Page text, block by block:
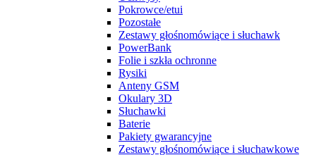
Pokrowce/etui
Pozostałe
Zestawy głośnomówiące i słuchawk
PowerBank
Folie i szkła ochronne
Rysiki
Anteny GSM
Okulary 3D
Słuchawki
Baterie
Pakiety gwarancyjne
Zestawy głośnomówiące i słuchawkowe